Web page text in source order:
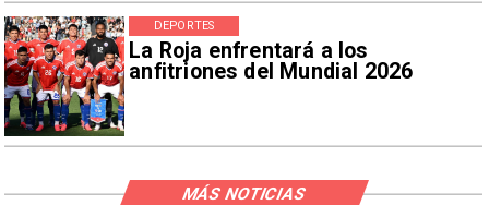
La Roja enfrentará a los
anfitriones del Mundial 2026
DEPORTES
MÁS NOTICIAS